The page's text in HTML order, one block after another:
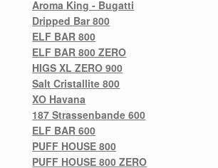
Aroma King - Bugatti
Dripped Bar 800
ELF BAR 800
ELF BAR 800 ZERO
HIGS XL ZERO 900
Salt Cristallite 800
XO Havana
187 Strassenbande 600
ELF BAR 600
PUFF HOUSE 800
PUFF HOUSE 800 ZERO